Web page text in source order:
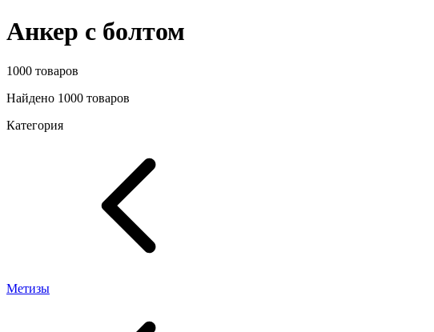
Анкер с болтом
1000 товаров
Найдено 1000 товаров
Категория
Метизы